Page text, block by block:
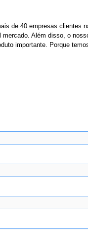
de 40 empresas clientes
Além disso, o
importante. Porque